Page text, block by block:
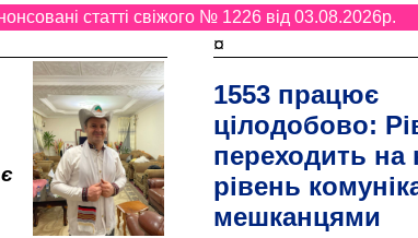
статті свіжого № 1226 від 03.08.2026p.
¤
1553 працює
цілодобово:
переходить на
рівень
мешканцями